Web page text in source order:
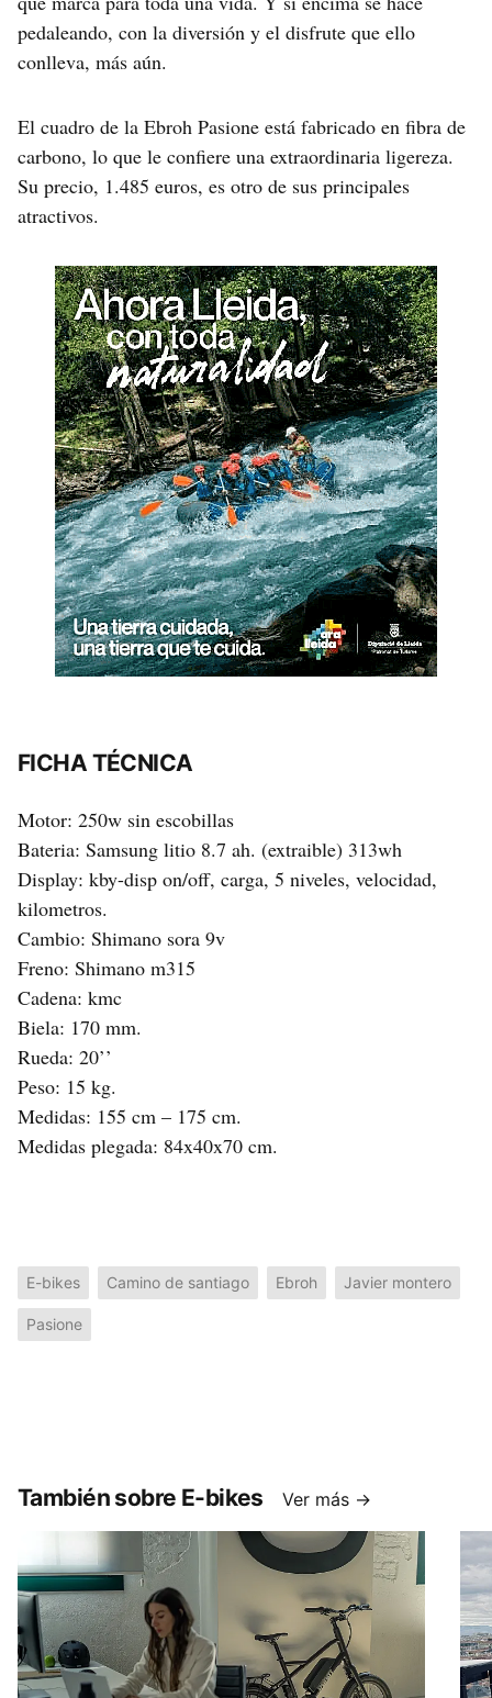
pedaleando, con la diversión y el disfrute que ello
conlleva, más aún.
El cuadro de la Ebroh Pasione está fabricado en fibra de
carbono, lo que le confiere una extraordinaria ligereza.
Su precio, 1.485 euros, es otro de sus principales
atractivos.
FICHA TÉCNICA
Motor: 250w sin escobillas
Bateria: Samsung litio 8.7 ah. (extraible) 313wh
Display: kby-disp on/off, carga, 5 niveles, velocidad,
kilometros.
Cambio: Shimano sora 9v
Freno: Shimano m315
Cadena: kmc
Biela: 170 mm.
Rueda: 20’’
Peso: 15 kg.
Medidas: 155 cm – 175 cm.
Medidas plegada: 84x40x70 cm.
E-bikes Camino de santiago Ebroh Javier montero
Pasione
También sobre E-bikes Ver más →